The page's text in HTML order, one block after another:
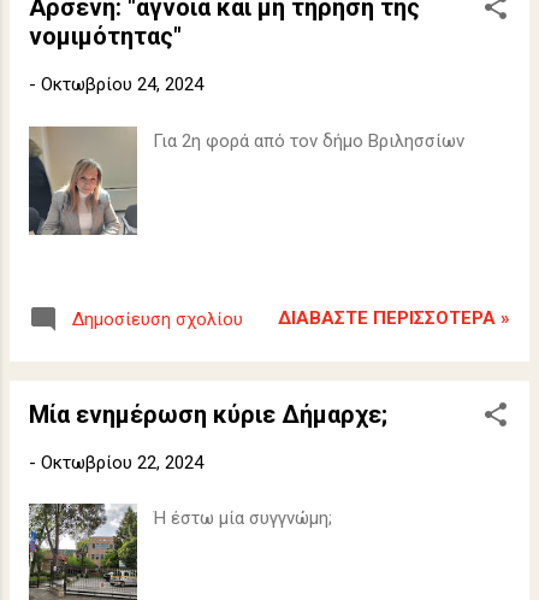
Αρσένη: "άγνοια και μη τήρηση της
νομιμότητας"
- Οκτωβρίου 24, 2024
Για 2η φορά από τον δήμο Βριλησσίων
Δημοσίευση σχολίου ΔΙΑΒΆΣΤΕ ΠΕΡΙΣΣΌΤΕΡΑ »
Μία ενημέρωση κύριε Δήμαρχε;
- Οκτωβρίου 22, 2024
Ή έστω μία συγγνώμη;